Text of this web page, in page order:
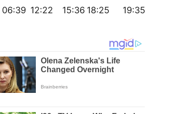
06:39 12:22 15:36 18:25 19:35